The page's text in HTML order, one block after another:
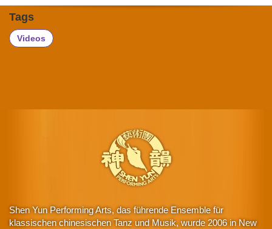
Tags
Videos
Shen Yun Performing Arts, das führende Ensemble für
klassischen chinesischen Tanz und Musik, wurde 2006 in New